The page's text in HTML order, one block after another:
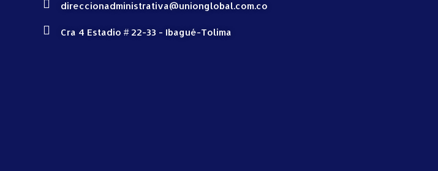
direccionadministrativa@unionglobal.com.co
Cra 4 Estadio # 22-33 - Ibagué-Tolima